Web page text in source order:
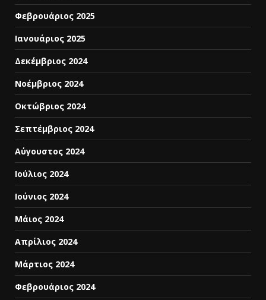
Φεβρουάριος 2025
Ιανουάριος 2025
Δεκέμβριος 2024
Νοέμβριος 2024
Οκτώβριος 2024
Σεπτέμβριος 2024
Αύγουστος 2024
Ιούλιος 2024
Ιούνιος 2024
Μάιος 2024
Απρίλιος 2024
Μάρτιος 2024
Φεβρουάριος 2024